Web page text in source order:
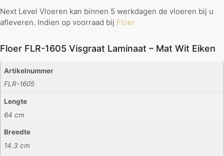
Next Level Vloeren kan binnen 5 werkdagen de vloeren bij u
afleveren. Indien op voorraad bij Floer
Floer FLR-1605 Visgraat Laminaat – Mat Wit Eiken
Artikelnummer
FLR-1605
Lengte
64 cm
Breedte
14.3 cm